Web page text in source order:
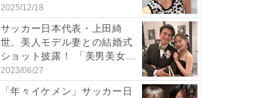
「好...
2025/12/18
サッカー日本代表・上田綺
世、美人モデル妻との結婚式
ショット披露！ 「美男美女」
「...
2023/06/27
「年々イケメン」サッカー日